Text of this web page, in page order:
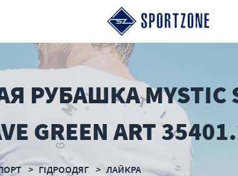
MYSTIC
GREEN ART
ГІДРООДЯГ ЛАЙКРА